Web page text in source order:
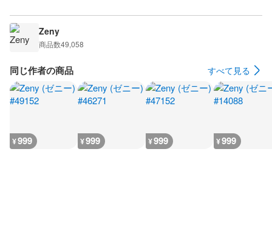
Zeny
商品数49,058
同じ作者の商品 すべて見る
¥999 ¥999 ¥999 ¥999